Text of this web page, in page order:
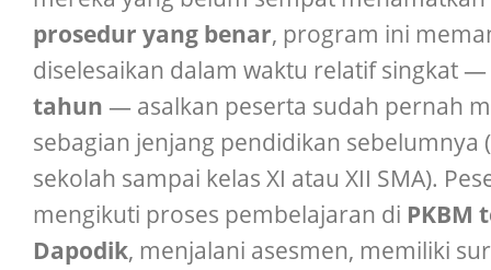
prosedur yang benar, program ini
diselesaikan dalam waktu relatif singkat
tahun — asalkan peserta sudah pernah
sebagian jenjang pendidikan sebelumnya
sekolah sampai kelas XI atau XII SMA).
mengikuti proses pembelajaran di PKBM
Dapodik, menjalani asesmen, memiliki